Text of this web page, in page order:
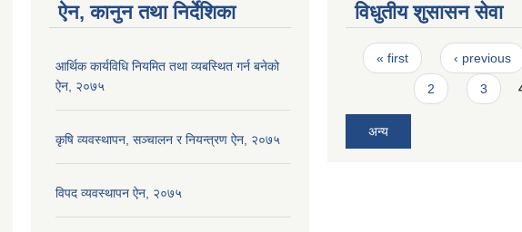
ऐन, कानुन तथा निर्देशिका
आर्थिक कार्यविधि नियमित तथा व्यबस्थित गर्न बनेको
ऐन, २०७५
कृषि व्यवस्थापन, सञ्चालन र नियन्त्रण ऐन, २०७५
विपद व्यवस्थापन ऐन, २०७५
विधुतीय शुसासन सेवा
Pages
« first ‹ previous
2 3
अन्य